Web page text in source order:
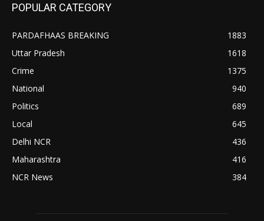
POPULAR CATEGORY
PARDAFHAAS BREAKING
1883
Uttar Pradesh
1618
Crime
1375
National
940
Politics
689
Local
645
Delhi NCR
436
Maharashtra
416
NCR News
384